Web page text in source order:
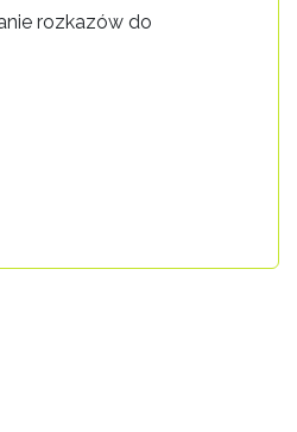
rozkazów do